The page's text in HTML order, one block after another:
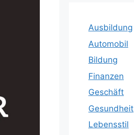
Ausbildung
Automobil
Bildung
Finanzen
Geschäft
Gesundheit
Lebensstil